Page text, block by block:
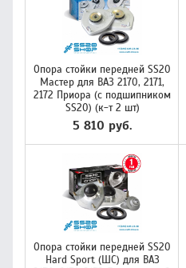
Опора стойки передней SS20
Мастер для ВАЗ 2170, 2171,
2172 Приора (с подшипником
SS20) (к-т 2 шт)
5 810 руб.
Опора стойки передней SS20
Hard Sport (ШС) для ВАЗ